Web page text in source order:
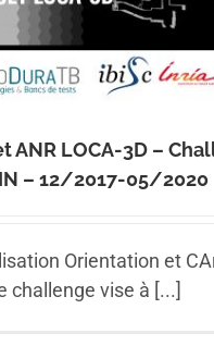
ANR LOCA-3D –
– 12/2017-05/2020
Orientation et
challenge vise à [...]